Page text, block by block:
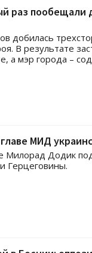
раз пообещали
добилась
В результате
а мэр города –
МИД
Додик
Герцеговины.